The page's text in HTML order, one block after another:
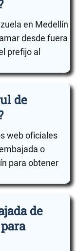
en Medellín
desde fuera
prefijo al
de
web oficiales
o
para obtener
de